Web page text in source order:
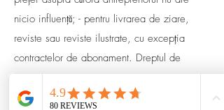
nicio influență; - pentru livrarea de ziare,
reviste sau reviste ilustrate, cu excepția
contractelor de abonament. Dreptul de
retragere expiră prematur pentru
contractele...